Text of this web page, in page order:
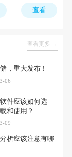
查看
查看更多 →
，重大发布！
06
件应该如何选
和使用？
09
析应该注意有哪